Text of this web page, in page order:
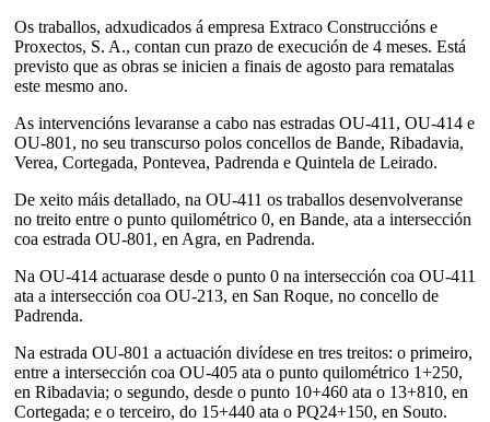
Os traballos, adxudicados á empresa Extraco Construccións e
Proxectos, S. A., contan cun prazo de execución de 4 meses. Está
previsto que as obras se inicien a finais de agosto para rematalas
este mesmo ano.
As intervencións levaranse a cabo nas estradas OU-411, OU-414 e
OU-801, no seu transcurso polos concellos de Bande, Ribadavia,
Verea, Cortegada, Pontevea, Padrenda e Quintela de Leirado.
De xeito máis detallado, na OU-411 os traballos desenvolveranse
no treito entre o punto quilométrico 0, en Bande, ata a intersección
coa estrada OU-801, en Agra, en Padrenda.
Na OU-414 actuarase desde o punto 0 na intersección coa OU-411
ata a intersección coa OU-213, en San Roque, no concello de
Padrenda.
Na estrada OU-801 a actuación divídese en tres treitos: o primeiro,
entre a intersección coa OU-405 ata o punto quilométrico 1+250,
en Ribadavia; o segundo, desde o punto 10+460 ata o 13+810, en
Cortegada; e o terceiro, do 15+440 ata o PQ24+150, en Souto.